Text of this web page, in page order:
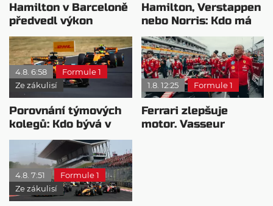
Hamilton v Barceloně
předvedl výkon
pravého šampiona
Hamilton, Verstappen
nebo Norris: Kdo má
nejvyšší plat?
4.8. 6:58
Formule 1
Ze zákulisí
Porovnání týmových
kolegů: Kdo bývá v
sobotu nejrychlejší?
1.8. 12:25 Formule 1
Ferrari zlepšuje
motor. Vasseur
4.8. 7:51
Formule 1
Ze zákulisí